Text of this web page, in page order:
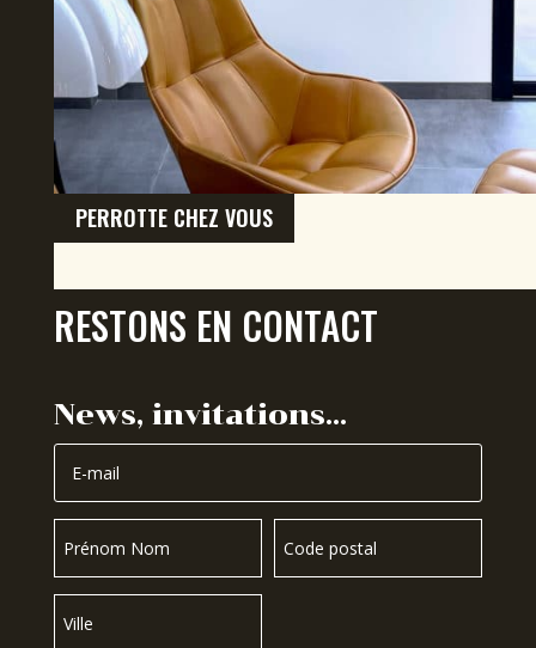
PERROTTE CHEZ VOUS
RESTONS EN CONTACT
News, invitations…